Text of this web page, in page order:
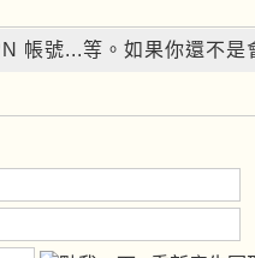
帳號...等。如果你還不是